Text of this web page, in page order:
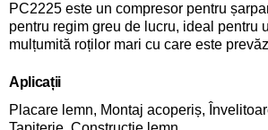
PC2225 este un compresor pentru
pentru regim greu de lucru, ideal pentru
mulțumită roților mari cu care este
Aplicații
Placare lemn, Montaj acoperiș,